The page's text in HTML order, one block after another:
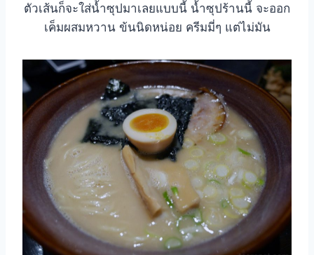
ตัวเส้นก็จะใส่น้ำซุปมาเลยแบบนี้ น้ำซุปร้านนี้ จะออก
เค็มผสมหวาน ข้นนิดหน่อย ครีมมี่ๆ แต่ไม่มัน